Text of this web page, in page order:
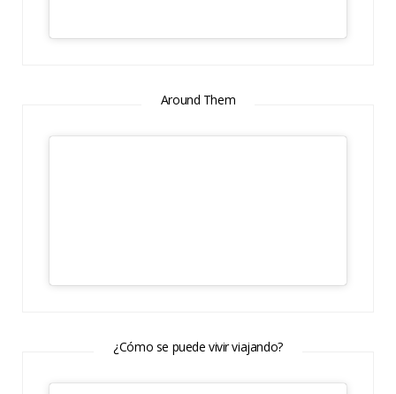
Around Them
¿Cómo se puede vivir viajando?